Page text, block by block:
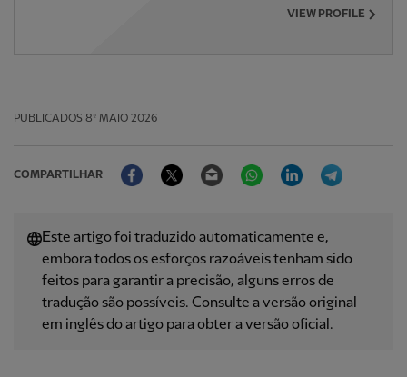
VIEW PROFILE
PUBLICADOS 8º MAIO 2026
COMPARTILHAR
FacebookTwitter Email WhatsAppLinkedIn
Este artigo foi traduzido automaticamente e,
embora todos os esforços razoáveis ​​tenham sido
feitos para garantir a precisão, alguns erros de
tradução são possíveis. Consulte a versão original
em inglês do artigo para obter a versão oficial.